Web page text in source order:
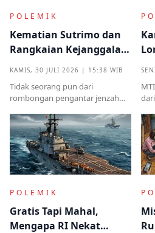
POLEMIK
Kematian Sutrimo dan
Rangkaian Kejanggalan
Kampung Halaman
KAMIS, 30 JULI 2026 | 15:38 WIB
Tidak seorang pun dari
rombongan pengantar jenzah
identitas ataupun menjelaskan
dari instansi mana.
POLEMIK
Gratis Tapi Mahal,
Mengapa RI Nekat